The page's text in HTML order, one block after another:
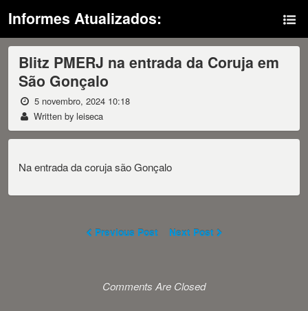
Informes Atualizados:
Blitz PMERJ na entrada da Coruja em
São Gonçalo
5 novembro, 2024 10:18
Written by leiseca
Na entrada da coruja são Gonçalo
Previous Post Next Post
Comments Are Closed